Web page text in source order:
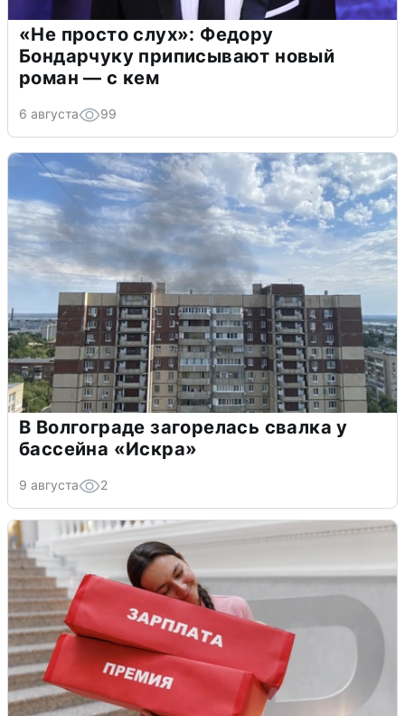
«Не просто слух»: Федору
Бондарчуку приписывают новый
роман — с кем
6 августа 99
В Волгограде загорелась свалка у
бассейна «Искра»
9 августа 2